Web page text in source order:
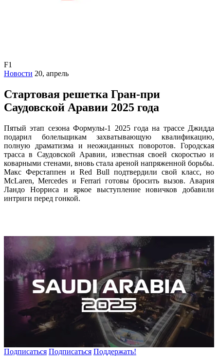
F1
Новости 20, апрель
Стартовая решетка Гран-при
Саудовской Аравии 2025 года
Пятый этап сезона Формулы-1 2025 года на трассе Джидда
подарил болельщикам захватывающую квалификацию,
полную драматизма и неожиданных поворотов. Городская
трасса в Саудовской Аравии, известная своей скоростью и
коварными стенами, вновь стала ареной напряженной борьбы.
Макс Ферстаппен и Red Bull подтвердили свой класс, но
McLaren, Mercedes и Ferrari готовы бросить вызов. Авария
Ландо Норриса и яркое выступление новичков добавили
интриги перед гонкой.
Подписаться Подписаться Поддержать!